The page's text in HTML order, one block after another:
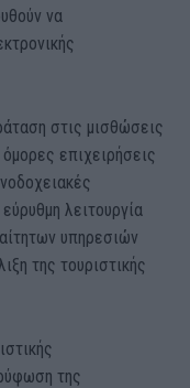
να
στις μισθώσεις
επιχειρήσεις
λειτουργία
υπηρεσιών
της τουριστικής
της